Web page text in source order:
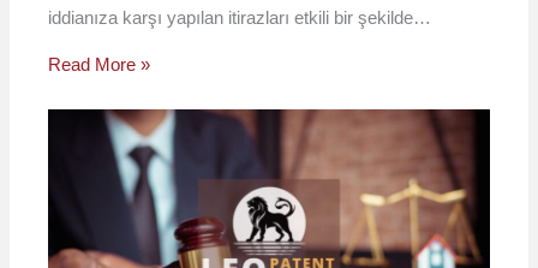
iddianıza karşı yapılan itirazları etkili bir şekilde…
Read More »